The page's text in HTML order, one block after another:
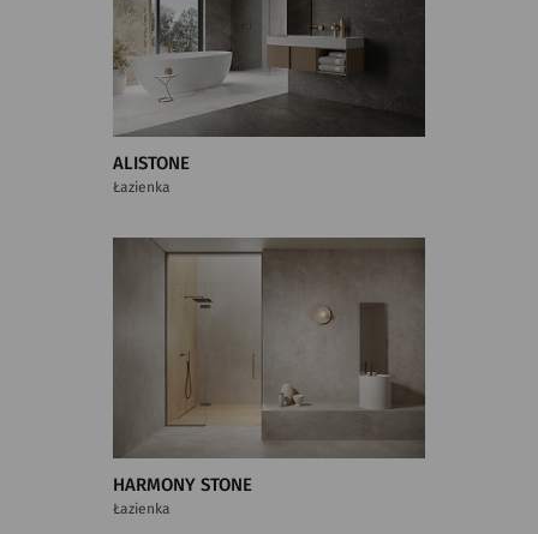
ALISTONE
Łazienka
HARMONY STONE
Łazienka